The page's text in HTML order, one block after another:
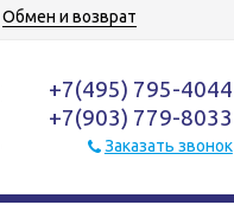
Обмен и возврат
+7(495) 795-4044
+7(903) 779-8033
Заказать звонок